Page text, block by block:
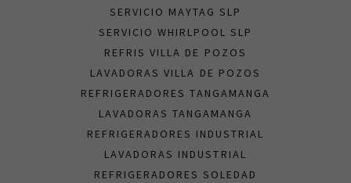
SERVICIO MAYTAG SLP
SERVICIO WHIRLPOOL SLP
REFRIS VILLA DE POZOS
LAVADORAS VILLA DE POZOS
REFRIGERADORES TANGAMANGA
LAVADORAS TANGAMANGA
REFRIGERADORES INDUSTRIAL
LAVADORAS INDUSTRIAL
REFRIGERADORES SOLEDAD